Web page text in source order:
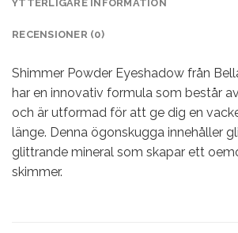
YTTERLIGARE INFORMATION
RECENSIONER (0)
Shimmer Powder Eyeshadow från
har en innovativ formula som består
och är utformad för att ge dig en
länge. Denna ögonskugga innehåller
glittrande mineral som skapar ett
skimmer.